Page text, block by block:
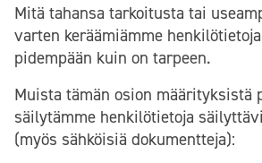
Mitä tahansa tarkoitusta tai
varten keräämiämme
pidempään kuin on tarpeen.
Muista tämän osion määrityksistä
säilytämme henkilötietoja
(myös sähköisiä dokumentteja):